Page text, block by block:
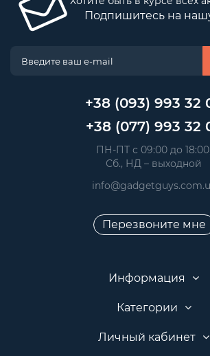
Подпишитесь на
+38 (093) 993 32
+38 (077) 993 32
ПН-ПТ с 09:00 до 18:00,
Сб., НД – выходной
Перезвоните мне
Информация
Категории
Личный кабинет